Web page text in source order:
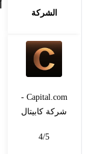
الشركة
Capital.com -
شركة كابيتال
4/5